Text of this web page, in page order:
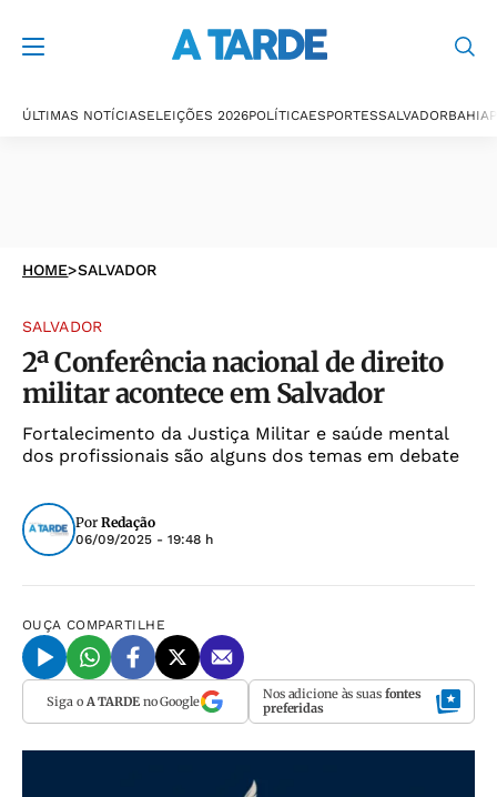
ÚLTIMAS NOTÍCIASELEIÇÕES 2026POLÍTICAESPORTESSALVADORBAHIA
HOME>SALVADOR
SALVADOR
2ª Conferência nacional de direito
militar acontece em Salvador
Fortalecimento da Justiça Militar e saúde mental
dos profissionais são alguns dos temas em debate
Por Redação
06/09/2025 - 19:48 h
OUÇA COMPARTILHE
Siga o A TARDEno Google Nos adicione às suas fontes
preferidas